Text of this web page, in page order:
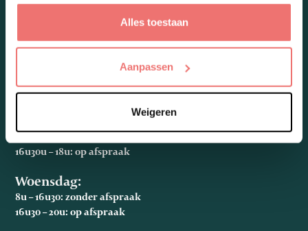
Alles toestaan
Aanpassen
Weigeren
Openingsuren
Maandag, dinsdag en donderdag:
8u – 16u30: zonder afspraak
16u30u – 18u: op afspraak
Woensdag:
8u – 16u30: zonder afspraak
16u30 – 20u: op afspraak